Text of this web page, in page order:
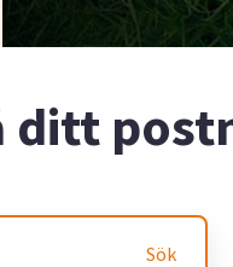
ditt
Sök